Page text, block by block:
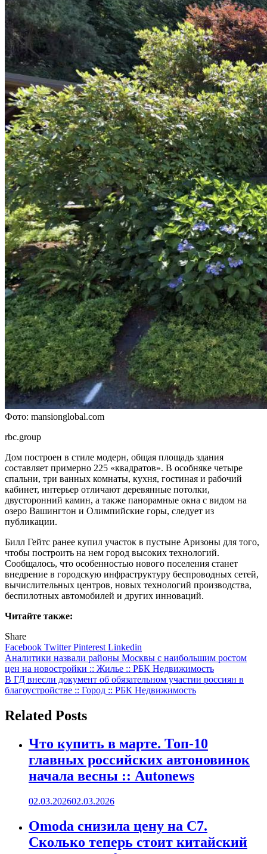
Фото: mansionglobal.com
rbc.group
Дом построен в стиле модерн, общая площадь здания
составляет примерно 225 «квадратов». В особняке четыре
спальни, три ванных комнаты, кухня, гостиная и рабочий
кабинет, интерьер отличают деревянные потолки,
двусторонний камин, а также панорамные окна с видом на
озеро Вашингтон и Олимпийские горы, следует из
публикации.
Билл Гейтс ранее купил участок в пустыне Аризоны для того,
чтобы построить на нем город высоких технологий.
Сообщалось, что особенностью нового поселения станет
внедрение в городскую инфраструктуру беспроводных сетей,
вычислительных центров, новых технологий производства,
беспилотных автомобилей и других инноваций.
Читайте также:
Share
Facebook TwitterPinterest Linkedin
Навигация
по
записям
Аналитики назвали районы Москвы с наибольшим ростом
цен на новостройки :: Жилье :: РБК Недвижимость
В ГД внесли документ об обязательном участии россиян в
благоустройстве :: Город :: РБК Недвижимость
Related Posts
Что купить в марте. Топ-10
главных российских автоновинок
начала весны :: Autonews
02.03.202602.03.2026
Omoda снизила цену на C7.
Сколько теперь стоит китайский